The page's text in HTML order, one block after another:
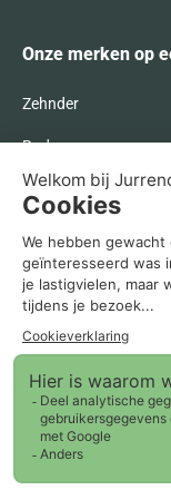
Onze merken op
Zehnder
Radson
Itho Daalderop
Bosch
Agpo Ferroli
Recente blogs